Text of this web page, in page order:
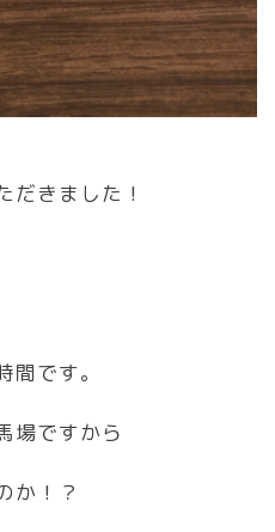
だきました！
です。
場ですから
か！？